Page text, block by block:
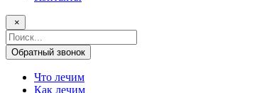
×
Поисковый
запрос
Обратный звонок
Что лечим
Как лечим